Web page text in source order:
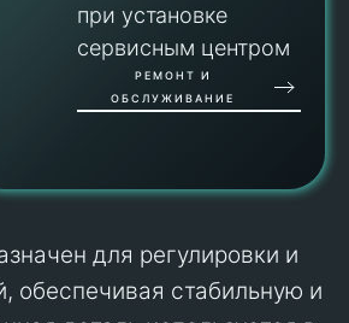
при установке
сервисным центром
РЕМОНТ И
ОБСЛУЖИВАНИЕ
для регулировки и
обеспечивая стабильную и